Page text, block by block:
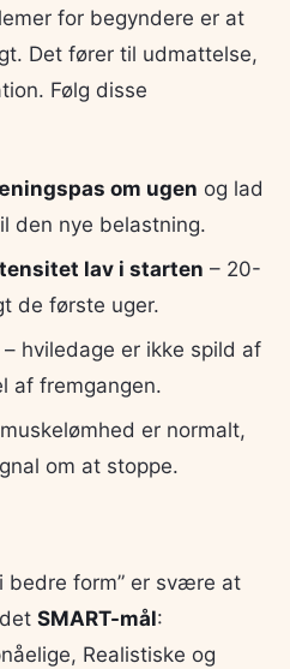
for begyndere er at
Det fører til udmattelse,
Følg disse
om ugen og lad
den nye belastning.
lav i starten – 20-
de første uger.
– hviledage er ikke spild af
af fremgangen.
er normalt,
om at stoppe.
bedre form” er svære at
SMART-mål:
Realistiske og